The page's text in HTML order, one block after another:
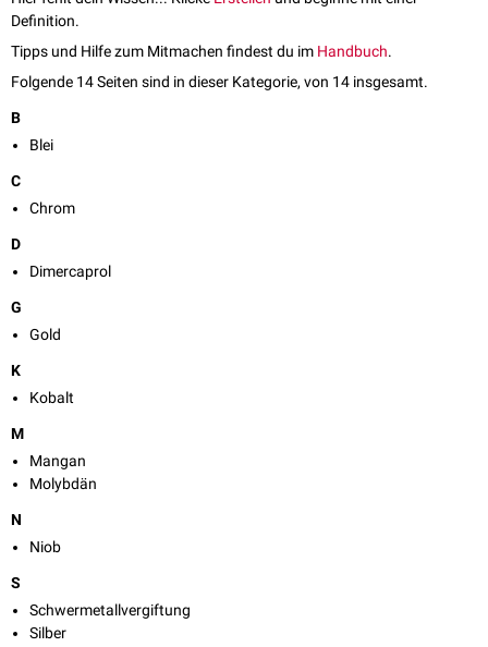
Definition.
Tipps und Hilfe zum Mitmachen findest du im Handbuch.
Folgende 14 Seiten sind in dieser Kategorie, von 14 insgesamt.
B
Blei
C
Chrom
D
Dimercaprol
G
Gold
K
Kobalt
M
Mangan
Molybdän
N
Niob
S
Schwermetallvergiftung
Silber